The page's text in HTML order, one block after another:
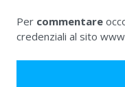
Per commentare
credenziali al sito